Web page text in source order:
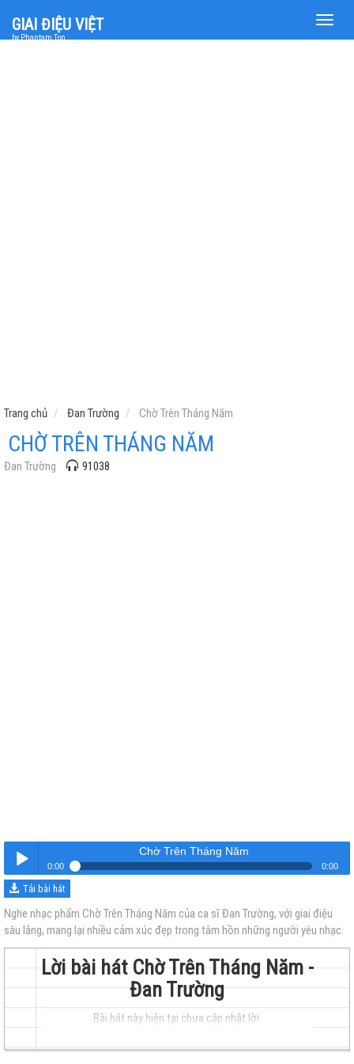
Toggle
GIAI ĐIỆU VIỆT
by Phantam Top
Trang chủ Đan Trường Chờ Trên Tháng Năm
CHỜ TRÊN THÁNG NĂM
Đan Trường 91038
Nghe
Chờ Trên Tháng Năm
0:00 0:00
Chờ Trên Tháng Năm
Tải bài hát
Nghe nhạc phẩm Chờ Trên Tháng Năm của ca sĩ Đan Trường, với giai điệu
sâu lắng, mang lại nhiều cảm xúc đẹp trong tâm hồn những người yêu nhạc.
Lời bài hát Chờ Trên Tháng Năm -
Đan Trường
Bài hát này hiện tại chưa cập nhật lời.